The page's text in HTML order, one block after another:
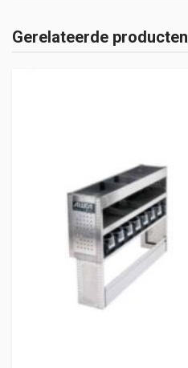
Gerelateerde producten